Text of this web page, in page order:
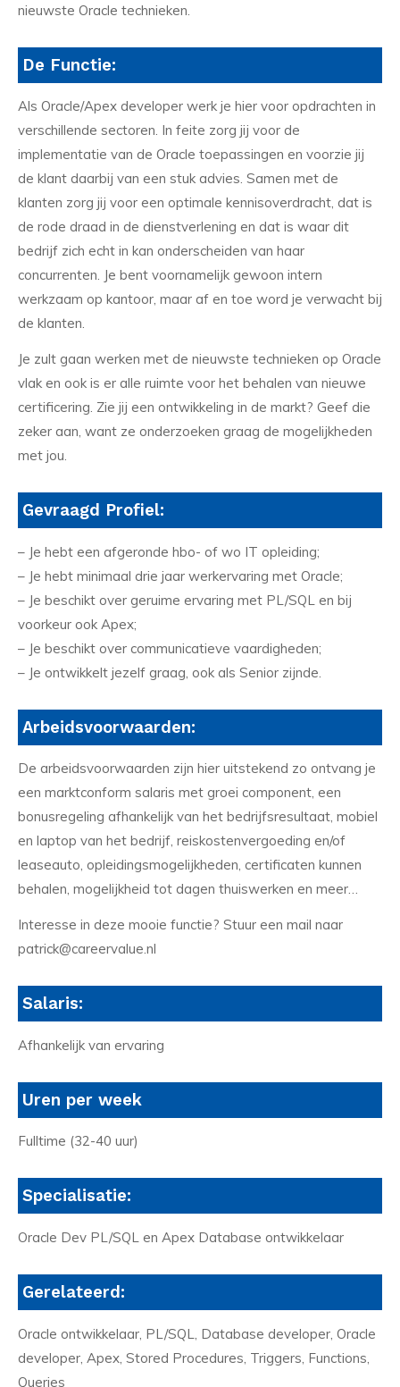
nieuwste Oracle technieken.
De Functie:
Als Oracle/Apex developer werk je hier voor opdrachten in
verschillende sectoren. In feite zorg jij voor de
implementatie van de Oracle toepassingen en voorzie jij
de klant daarbij van een stuk advies. Samen met de
klanten zorg jij voor een optimale kennisoverdracht, dat is
de rode draad in de dienstverlening en dat is waar dit
bedrijf zich echt in kan onderscheiden van haar
concurrenten. Je bent voornamelijk gewoon intern
werkzaam op kantoor, maar af en toe word je verwacht bij
de klanten.
Je zult gaan werken met de nieuwste technieken op Oracle
vlak en ook is er alle ruimte voor het behalen van nieuwe
certificering. Zie jij een ontwikkeling in de markt? Geef die
zeker aan, want ze onderzoeken graag de mogelijkheden
met jou.
Gevraagd Profiel:
– Je hebt een afgeronde hbo- of wo IT opleiding;
– Je hebt minimaal drie jaar werkervaring met Oracle;
– Je beschikt over geruime ervaring met PL/SQL en bij
voorkeur ook Apex;
– Je beschikt over communicatieve vaardigheden;
– Je ontwikkelt jezelf graag, ook als Senior zijnde.
Arbeidsvoorwaarden:
De arbeidsvoorwaarden zijn hier uitstekend zo ontvang je
een marktconform salaris met groei component, een
bonusregeling afhankelijk van het bedrijfsresultaat, mobiel
en laptop van het bedrijf, reiskostenvergoeding en/of
leaseauto, opleidingsmogelijkheden, certificaten kunnen
behalen, mogelijkheid tot dagen thuiswerken en meer…
Interesse in deze mooie functie? Stuur een mail naar
patrick@careervalue.nl
Salaris:
Afhankelijk van ervaring
Uren per week
Fulltime (32-40 uur)
Specialisatie:
Oracle Dev PL/SQL en Apex Database ontwikkelaar
Gerelateerd:
Oracle ontwikkelaar, PL/SQL, Database developer, Oracle
developer, Apex, Stored Procedures, Triggers, Functions,
Queries